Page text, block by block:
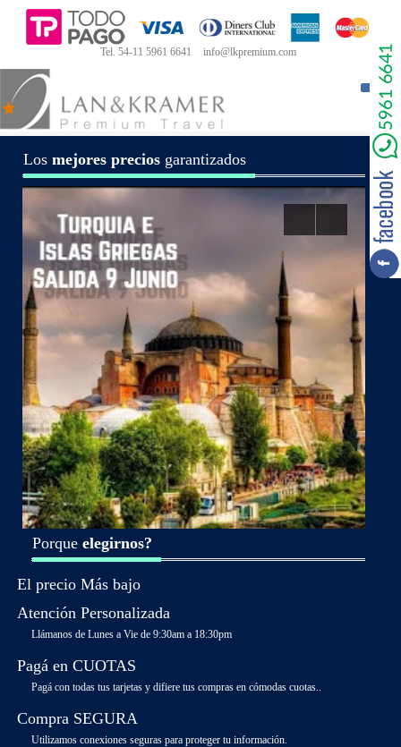
Tel. 54-11 5961 6641 info@lkpremium.com
Toggle
Los mejores precios garantizados
Porque elegirnos?
El precio Más bajo
Atención Personalizada
Llámanos de Lunes a Vie de 9:30am a 18:30pm
Pagá en CUOTAS
Pagá con todas tus tarjetas y difiere tus compras en cómodas cuotas..
Compra SEGURA
Utilizamos conexiones seguras para proteger tu información.